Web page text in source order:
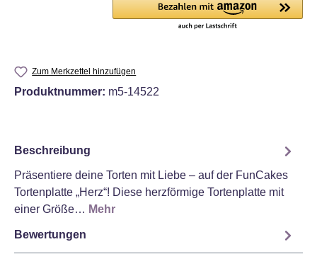
Zum Merkzettel hinzufügen
Produktnummer: m5-14522
Beschreibung
Präsentiere deine Torten mit Liebe – auf der FunCakes
Tortenplatte „Herz“! Diese herzförmige Tortenplatte mit
einer Größe… Mehr
Bewertungen